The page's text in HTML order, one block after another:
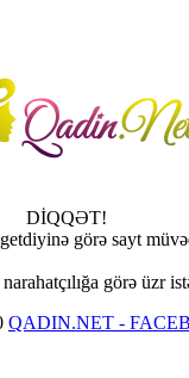
DİQQƏT!
görə sayt
görə üzr
QADIN.NET -